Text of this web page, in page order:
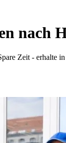
nach
Zeit - erhalte